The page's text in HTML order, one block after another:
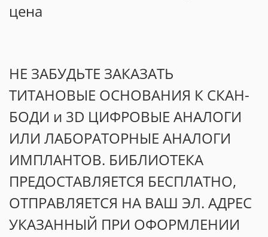
цена
НЕ ЗАБУДЬТЕ ЗАКАЗАТЬ
ТИТАНОВЫЕ ОСНОВАНИЯ К СКАН-
БОДИ и 3D ЦИФРОВЫЕ АНАЛОГИ
ИЛИ ЛАБОРАТОРНЫЕ АНАЛОГИ
ИМПЛАНТОВ. БИБЛИОТЕКА
ПРЕДОСТАВЛЯЕТСЯ БЕСПЛАТНО,
ОТПРАВЛЯЕТСЯ НА ВАШ ЭЛ. АДРЕС
УКАЗАННЫЙ ПРИ ОФОРМЛЕНИИ